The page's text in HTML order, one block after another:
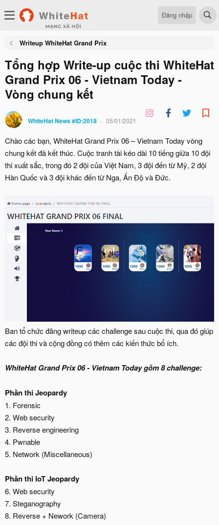
Đăng nhập
Writeup WhiteHat Grand Prix
Tổng hợp Write-up cuộc thi WhiteHat
Grand Prix 06 - Vietnam Today -
Vòng chung kết
WhiteHat News #ID:2018 05/01/2021
Chào các bạn, WhiteHat Grand Prix 06 – Vietnam Today vòng
chung kết đã kết thúc. Cuộc tranh tài kéo dài 10 tiếng giữa 10 đội
thi xuất sắc, trong đó 2 đội của Việt Nam, 3 đội đến từ Mỹ, 2 đội
Hàn Quốc và 3 đội khác đến từ Nga, Ấn Độ và Đức.
Ban tổ chức đăng writeup các challenge sau cuộc thi, qua đó giúp
các đội thi và cộng đồng có thêm các kiến thức bổ ích.
WhiteHat Grand Prix 06 - Vietnam Today gồm 8 challenge:
Phần thi Jeopardy
1. Forensic
2. Web security
3. Reverse engineering
4. Pwnable
5. Network (Miscellaneous)
Phần thi IoT Jeopardy
6. Web security
7. Steganography
8. Reverse + Nework (Camera)